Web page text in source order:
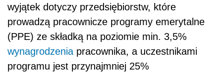
wyjątek dotyczy przedsiębiorstw, które
prowadzą pracownicze programy emerytalne
(PPE) ze składką na poziomie min. 3,5%
wynagrodzenia pracownika, a uczestnikami
programu jest przynajmniej 25%